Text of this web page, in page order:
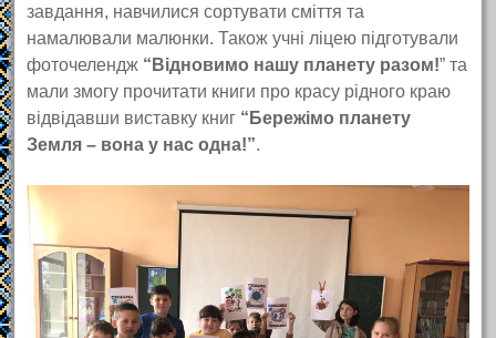
завдання, навчилися сортувати сміття та
намалювали малюнки. Також учні ліцею підготували
фоточелендж “Відновимо нашу планету разом!” та
мали змогу прочитати книги про красу рідного краю
відвідавши виставку книг “Бережімо планету
Земля – вона у нас одна!”.